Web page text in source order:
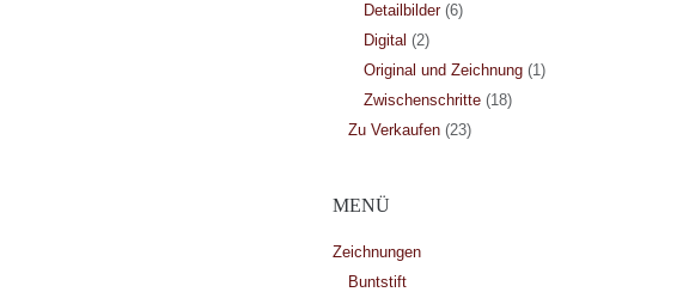
Detailbilder(6)
Digital (2)
Original und Zeichnung(1)
Zwischenschritte(18)
Zu Verkaufen(23)
MENÜ
Zeichnungen
Buntstift